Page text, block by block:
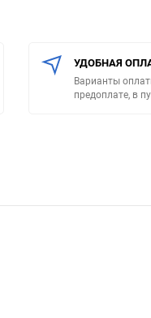
УДОБНАЯ
Варианты
предоплате, в